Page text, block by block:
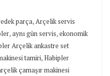
parça,Arçelik servis
,aynı gün servis,ekonomik
Arçelik ankastre set
tamiri,Habipler
çamaşır makinesi